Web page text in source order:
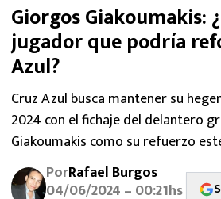
RAYADOS
PUMAS
ATLANTE
SELECCIÓN MEXICANA
FUTBOL INTERNACIONAL
Giorgos Giakoumakis:
jugador que podría
Azul?
Cruz Azul busca mantener su
2024 con el fichaje del delantero
Giakoumakis como su refuerzo
PorRafael Burgos
04/06/2024 – 00:21hs